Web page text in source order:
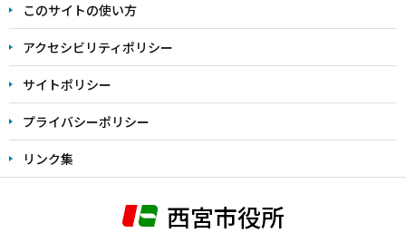
で
このサイトの使い方
アクセシビリティポリシー
サイトポリシー
プライバシーポリシー
リンク集
西宮市役所